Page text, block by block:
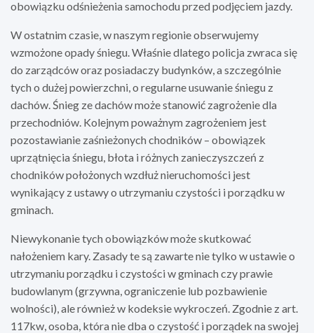
obowiązku odśnieżenia samochodu przed podjęciem jazdy.
W ostatnim czasie, w naszym regionie obserwujemy
wzmożone opady śniegu. Właśnie dlatego policja zwraca się
do zarządców oraz posiadaczy budynków, a szczególnie
tych o dużej powierzchni, o regularne usuwanie śniegu z
dachów. Śnieg ze dachów może stanowić zagrożenie dla
przechodniów. Kolejnym poważnym zagrożeniem jest
pozostawianie zaśnieżonych chodników – obowiązek
uprzątnięcia śniegu, błota i różnych zanieczyszczeń z
chodników położonych wzdłuż nieruchomości jest
wynikający z ustawy o utrzymaniu czystości i porządku w
gminach.
Niewykonanie tych obowiązków może skutkować
nałożeniem kary. Zasady te są zawarte nie tylko w ustawie o
utrzymaniu porządku i czystości w gminach czy prawie
budowlanym (grzywna, ograniczenie lub pozbawienie
wolności), ale również w kodeksie wykroczeń. Zgodnie z art.
117kw, osoba, która nie dba o czystość i porządek na swojej